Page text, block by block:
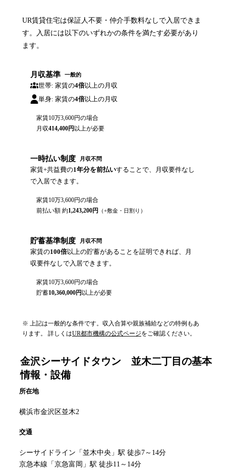
UR賃貸住宅は保証人不要・仲介手数料なしで入居できま
す。入居には以下のいずれかの条件を満たす必要があり
ます。
月収基準 一般的
世帯: 家賃の4倍以上の月収
単身: 家賃の4倍以上の月収
家賃10万3,600円の場合
月収414,400円以上が必要
一時払い制度 月収不問
家賃+共益費の1年分を前払いすることで、月収要件なし
で入居できます。
家賃10万3,600円の場合
前払い額 約1,243,200円 （+敷金・日割り）
貯蓄基準制度 月収不問
家賃の100倍以上の貯蓄があることを証明できれば、月
収要件なしで入居できます。
家賃10万3,600円の場合
貯蓄10,360,000円以上が必要
※ 上記は一般的な条件です。収入合算や親族補給などの特例もあ
ります。 詳しくはUR都市機構の公式ページをご確認ください。
金沢シーサイドタウン 並木二丁目 の基本
情報・設備
所在地
横浜市金沢区並木2
交通
シーサイドライン「並木中央」駅 徒歩7～14分
京急本線「京急富岡」駅 徒歩11～14分